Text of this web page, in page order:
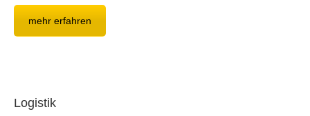
mehr erfahren
Logistik